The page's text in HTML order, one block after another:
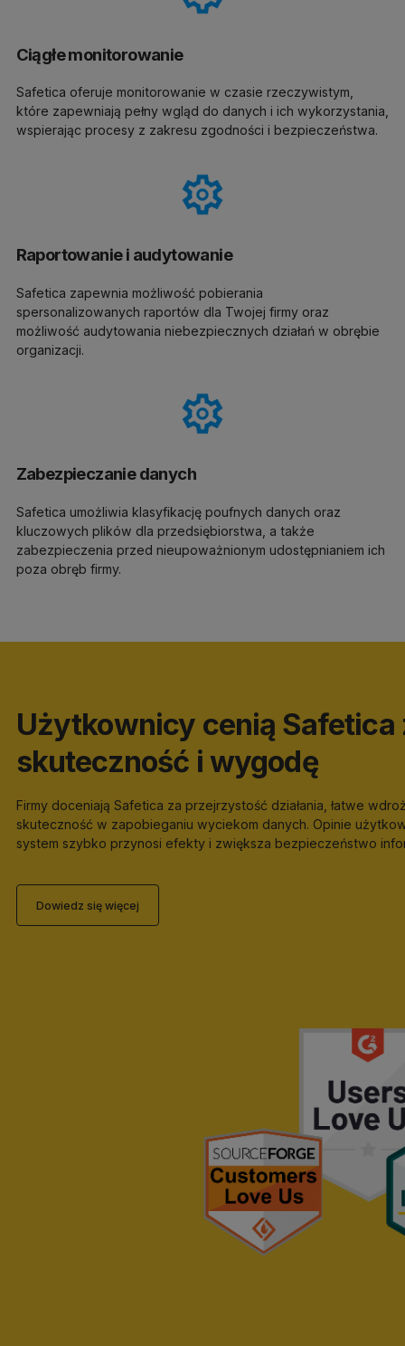
Ciągłe monitorowanie
Safetica oferuje monitorowanie w czasie rzeczywistym,
które zapewniają pełny wgląd do danych i ich wykorzystania,
wspierając procesy z zakresu zgodności i bezpieczeństwa.
Raportowanie i audytowanie
Safetica zapewnia możliwość pobierania
spersonalizowanych raportów dla Twojej firmy oraz
możliwość audytowania niebezpiecznych działań w obrębie
organizacji.
Zabezpieczanie danych
Safetica umożliwia klasyfikację poufnych danych oraz
kluczowych plików dla przedsiębiorstwa, a także
zabezpieczenia przed nieupoważnionym udostępnianiem ich
poza obręb firmy.
Użytkownicy cenią Safetica
skuteczność i wygodę
Firmy doceniają Safetica za przejrzystość działania, łatwe
skuteczność w zapobieganiu wyciekom danych. Opinie
system szybko przynosi efekty i zwiększa bezpieczeństwo
Dowiedz się więcej